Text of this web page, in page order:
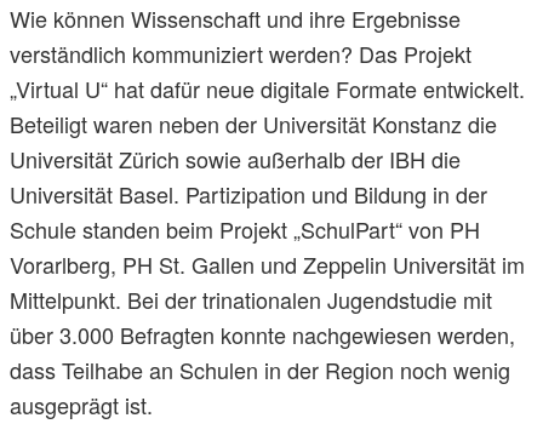
Wie können Wissenschaft und ihre Ergebnisse
verständlich kommuniziert werden? Das Projekt
„Virtual U“ hat dafür neue digitale Formate entwickelt.
Beteiligt waren neben der Universität Konstanz die
Universität Zürich sowie außerhalb der IBH die
Universität Basel. Partizipation und Bildung in der
Schule standen beim Projekt „SchulPart“ von PH
Vorarlberg, PH St. Gallen und Zeppelin Universität im
Mittelpunkt. Bei der trinationalen Jugendstudie mit
über 3.000 Befragten konnte nachgewiesen werden,
dass Teilhabe an Schulen in der Region noch wenig
ausgeprägt ist.